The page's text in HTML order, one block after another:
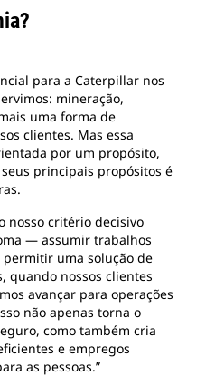
para a Caterpillar nos
mineração,
uma forma de
clientes. Mas essa
por um propósito,
principais propósitos é
nosso critério decisivo
— assumir trabalhos
uma solução de
quando nossos clientes
avançar para operações
não apenas torna o
como também cria
e empregos
as pessoas.”